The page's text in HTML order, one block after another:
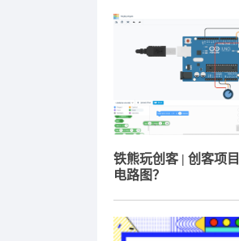
铁熊玩创客 | 创客项
电路图？